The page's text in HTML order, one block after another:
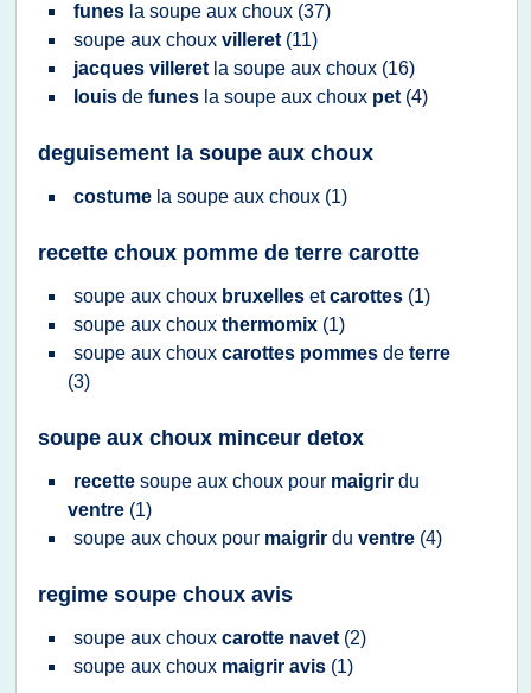
funes la soupe aux choux (37)
soupe aux choux villeret (11)
jacques villeret la soupe aux choux (16)
louis de funes la soupe aux choux pet (4)
deguisement la soupe aux choux
costume la soupe aux choux (1)
recette choux pomme de terre carotte
soupe aux choux bruxelles etcarottes (1)
soupe aux choux thermomix (1)
soupe aux choux carottes pommes de terre
(3)
soupe aux choux minceur detox
recette soupe aux choux pour maigrir du
ventre (1)
soupe aux choux pour maigrir du ventre (4)
regime soupe choux avis
soupe aux choux carotte navet (2)
soupe aux choux maigrir avis (1)